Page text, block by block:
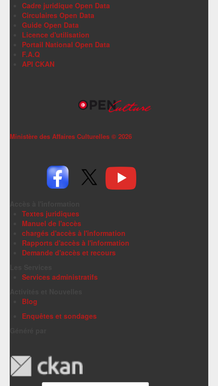
Cadre juridique Open Data
Circulaires Open Data
Guide Open Data
Licence d'utilisation
Portail National Open Data
F.A.Q
API CKAN
Ministère des Affaires Culturelles © 2026
Textes juridiques
Manuel de l'accès
chargés d'accès à l'information
Rapports d'accès à l'information
Demande d'accès et recours
Services administratifs
Blog
Enquêtes et sondages